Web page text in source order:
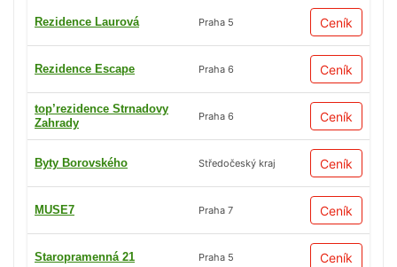
Rezidence Laurová Praha 5 Ceník
Rezidence Escape Praha 6 Ceník
top’rezidence Strnadovy
Zahrady
Praha 6 Ceník
Byty Borovského Středočeský kraj Ceník
MUSE7 Praha 7 Ceník
Staropramenná 21 Praha 5 Ceník